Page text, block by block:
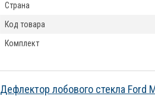
Страна
Код товара
Комплект
Дефлектор лобового стекла